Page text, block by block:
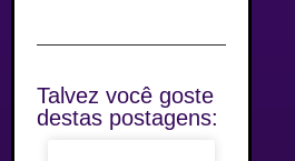
Talvez você goste
destas postagens: